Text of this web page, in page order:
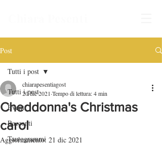
Post
Tutti i post
Eventi
Racconti
Tautogrammi
Tutti i post
Cheddonna's Christmas
carol
chiarapesentiagost
20 dic 2021 Tempo di lettura: 4 min
Aggiornamento: 21 dic 2021